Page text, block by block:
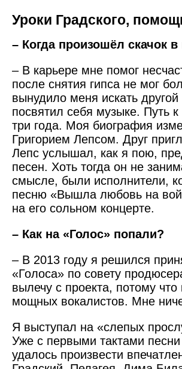
Уроки Градского,
– Когда произошёл скачок
– В карьере мне помог
после снятия гипса не мог
вынудило меня искать
посвятил себя музыке. Путь
три года. Моя биография
Григорием Лепсом. Друг
Лепс услышал, как я пою,
песен. Хоть тогда он не
смысле, были исполнители,
песню «Вышла любовь на
на его сольном концерте.
– Как на «Голос» попали?
– В 2013 году я решился
«Голоса» по совету
вылечу с проекта, потому
мощных вокалистов. Мне
Я выступал на «слепых
Уже с первыми тактами
удалось произвести